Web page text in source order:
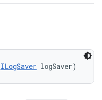
ILogSaver logSaver)